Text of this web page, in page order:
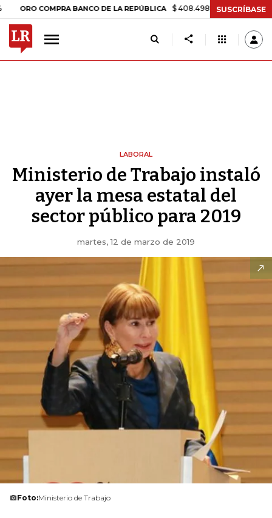
COMPRA BANCO DE LA REPÚBLICA $ 408.498,97 +$ 8.753,81 +2,19%
SUSCRÍBASE
LABORAL
Ministerio de Trabajo instaló
ayer la mesa estatal del
sector público para 2019
martes, 12 de marzo de 2019
Foto:Ministerio de Trabajo